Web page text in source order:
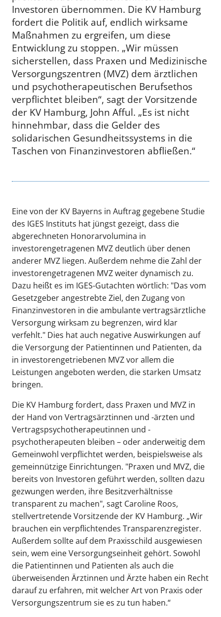
Investoren übernommen. Die KV Hamburg
fordert die Politik auf, endlich wirksame
Maßnahmen zu ergreifen, um diese
Entwicklung zu stoppen. „Wir müssen
sicherstellen, dass Praxen und Medizinische
Versorgungszentren (MVZ) dem ärztlichen
und psychotherapeutischen Berufsethos
verpflichtet bleiben“, sagt der Vorsitzende
der KV Hamburg, John Afful. „Es ist nicht
hinnehmbar, dass die Gelder des
solidarischen Gesundheitssystems in die
Taschen von Finanzinvestoren abfließen.“
Eine von der KV Bayerns in Auftrag gegebene Studie
des IGES Instituts hat jüngst gezeigt, dass die
abgerechneten Honorarvolumina in
investorengetragenen MVZ deutlich über denen
anderer MVZ liegen. Außerdem nehme die Zahl der
investorengetragenen MVZ weiter dynamisch zu.
Dazu heißt es im IGES-Gutachten wörtlich: "Das vom
Gesetzgeber angestrebte Ziel, den Zugang von
Finanzinvestoren in die ambulante vertragsärztliche
Versorgung wirksam zu begrenzen, wird klar
verfehlt." Dies hat auch negative Auswirkungen auf
die Versorgung der Patientinnen und Patienten, da
in investorengetriebenen MVZ vor allem die
Leistungen angeboten werden, die starken Umsatz
bringen.
Die KV Hamburg fordert, dass Praxen und MVZ in
der Hand von Vertragsärztinnen und -ärzten und
Vertragspsychotherapeutinnen und -
psychotherapeuten bleiben – oder anderweitig dem
Gemeinwohl verpflichtet werden, beispielsweise als
gemeinnützige Einrichtungen. "Praxen und MVZ, die
bereits von Investoren geführt werden, sollten dazu
gezwungen werden, ihre Besitzverhältnisse
transparent zu machen", sagt Caroline Roos,
stellvertretende Vorsitzende der KV Hamburg. „Wir
brauchen ein verpflichtendes Transparenzregister.
Außerdem sollte auf dem Praxisschild ausgewiesen
sein, wem eine Versorgungseinheit gehört. Sowohl
die Patientinnen und Patienten als auch die
überweisenden Ärztinnen und Ärzte haben ein Recht
darauf zu erfahren, mit welcher Art von Praxis oder
Versorgungszentrum sie es zu tun haben.“